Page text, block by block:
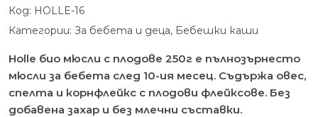
Код: HOLLE-16
Категории: За бебета и деца, Бебешки каши
Holle био мюсли с плодове 250г е пълнозърнесто
мюсли за бебета след 10-ия месец. Съдържа овес,
спелта и корнфлейкс с плодови флейксове. Без
добавена захар и без млечни съставки.